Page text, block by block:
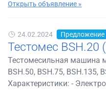
Открыть объявление »
24.02.2024 Предложение
Тестомес BSH.20
Тестомесильная машина
BSH.50, BSH.75, BSH.135,
Характеристики: -